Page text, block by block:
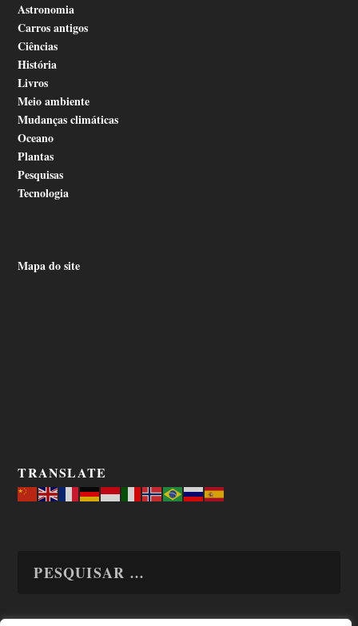
Astronomia
Carros antigos
Ciências
História
Livros
Meio ambiente
Mudanças climáticas
Oceano
Plantas
Pesquisas
Tecnologia
Mapa do site
TRANSLATE